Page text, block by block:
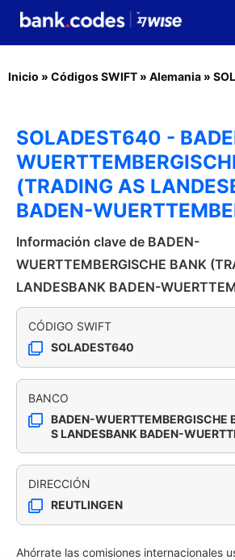
Inicio » Códigos SWIFT » Alemania »
SOLADEST640 -
(TRADING AS
BADEN-
Información clave de BADEN-
WUERTTEMBERGISCHE BANK
LANDESBANK BADEN-
CÓDIGO SWIFT
SOLADEST640
BANCO
BADEN-WUERTTEMBERGISCHE
S LANDESBANK BADEN-
DIRECCIÓN
REUTLINGEN
Ahórrate las comisiones internacionales